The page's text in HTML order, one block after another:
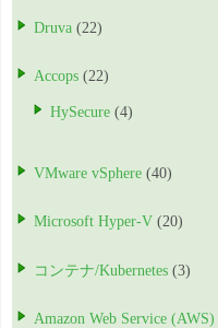
Druva (22)
Accops (22)
HySecure (4)
VMware vSphere (40)
Microsoft Hyper-V (20)
コンテナ/Kubernetes (3)
Amazon Web Service (AWS)